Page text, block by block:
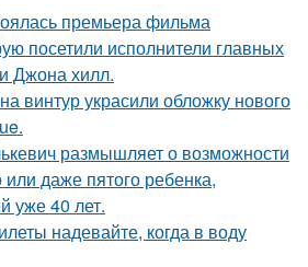
премьера фильма
посетили исполнители главных
Джона хилл.
винтур украсили обложку нового
размышляет о возможности
даже пятого ребенка,
уже 40 лет.
надевайте, когда в воду